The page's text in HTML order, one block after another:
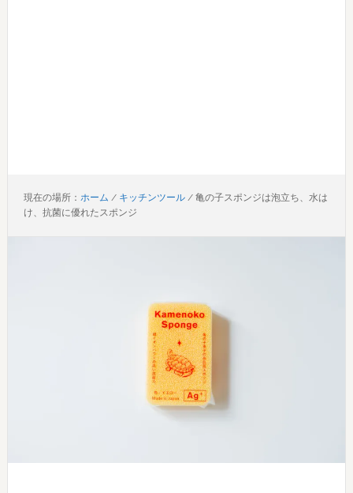
現在の場所： ホーム / キッチンツール /亀の子スポンジは泡立ち、水は
け、抗菌に優れたスポンジ